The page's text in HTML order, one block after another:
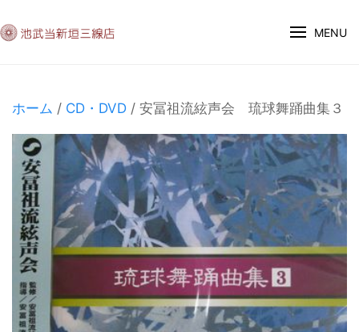
MENU
ホーム / CD・DVD / 安冨祖流絃声会 琉球舞踊曲集３